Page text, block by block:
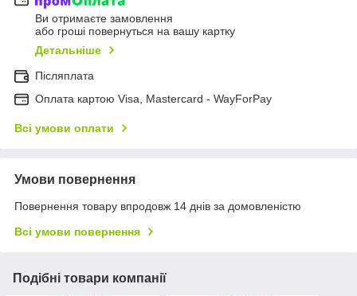
Ви отримаєте замовлення
або гроші повернуться на вашу картку
Детальніше
Післяплата
Оплата картою Visa, Mastercard - WayForPay
Всі умови оплати
Умови повернення
Повернення товару впродовж 14 днів за домовленістю
Всі умови повернення
Подібні товари компанії